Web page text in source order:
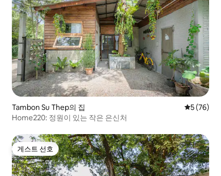
Tambon Su Thep의 집 평점 5점(5
5 (76)
Home220: 정원이 있는 작은 은신처
게스트 선호
게스트 선호